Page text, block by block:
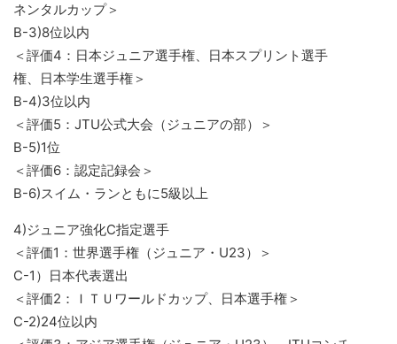
ネンタルカップ＞
B-3)8位以内
＜評価4：日本ジュニア選手権、日本スプリント選手
権、日本学生選手権＞
B-4)3位以内
＜評価5：JTU公式大会（ジュニアの部）＞
B-5)1位
＜評価6：認定記録会＞
B-6)スイム・ランともに5級以上
4)ジュニア強化C指定選手
＜評価1：世界選手権（ジュニア・U23）＞
C-1）日本代表選出
＜評価2：ＩＴＵワールドカップ、日本選手権＞
C-2)24位以内